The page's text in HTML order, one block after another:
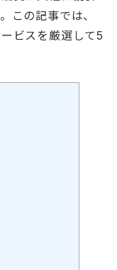
この記事では、
ビスを厳選して5